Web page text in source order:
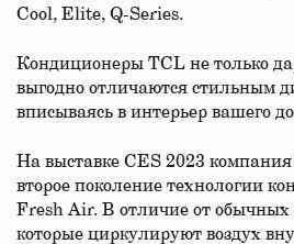
Cool, Elite, Q-Series.
Кондиционеры TCL не только
выгодно отличаются стильным
вписываясь в интерьер вашего
На выставке CES 2023
второе поколение технологии
Fresh Air. В отличие от обычных
которые циркулируют воздух